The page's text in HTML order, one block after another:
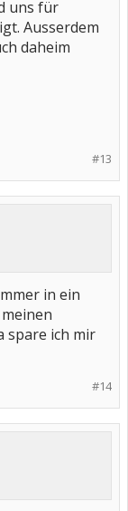
uns für
Ausserdem
daheim
#13
in ein
spare ich mir
#14